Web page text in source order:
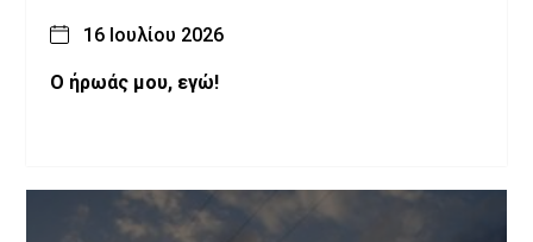
16 Ιουλίου 2026
Ο ήρωάς μου, εγώ!